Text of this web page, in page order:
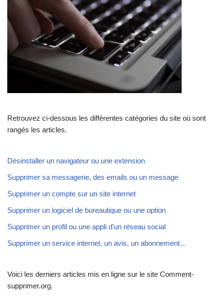
Retrouvez ci-dessous les différentes catégories du site où sont
rangés les articles.
Désinstaller un navigateur ou une extension
Supprimer sa messagerie, des emails ou un message
Supprimer un compte sur un site internet
Supprimer un logiciel de bureautique ou une option
Supprimer un profil ou une appli d'un réseau social
Supprimer un service internet, un avis, un abonnement…
Voici les derniers articles mis en ligne sur le site Comment-
supprimer.org.